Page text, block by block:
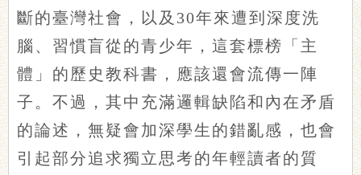
斷的臺灣社會，以及30年來遭到深度洗
腦、習慣盲從的青少年，這套標榜「主
體」的歷史教科書，應該還會流傳一陣
子。不過，其中充滿邏輯缺陷和內在矛盾
的論述，無疑會加深學生的錯亂感，也會
引起部分追求獨立思考的年輕讀者的質